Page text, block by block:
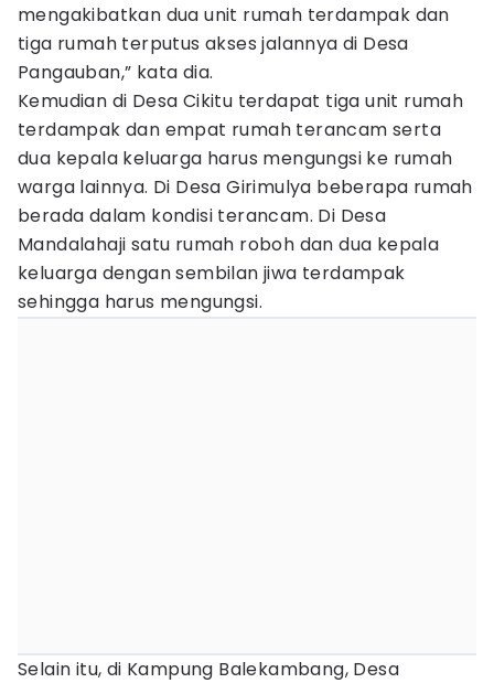
mengakibatkan dua unit rumah terdampak dan
tiga rumah terputus akses jalannya di Desa
Pangauban,” kata dia.
Kemudian di Desa Cikitu terdapat tiga unit rumah
terdampak dan empat rumah terancam serta
dua kepala keluarga harus mengungsi ke rumah
warga lainnya. Di Desa Girimulya beberapa rumah
berada dalam kondisi terancam. Di Desa
Mandalahaji satu rumah roboh dan dua kepala
keluarga dengan sembilan jiwa terdampak
sehingga harus mengungsi.
Selain itu, di Kampung Balekambang, Desa